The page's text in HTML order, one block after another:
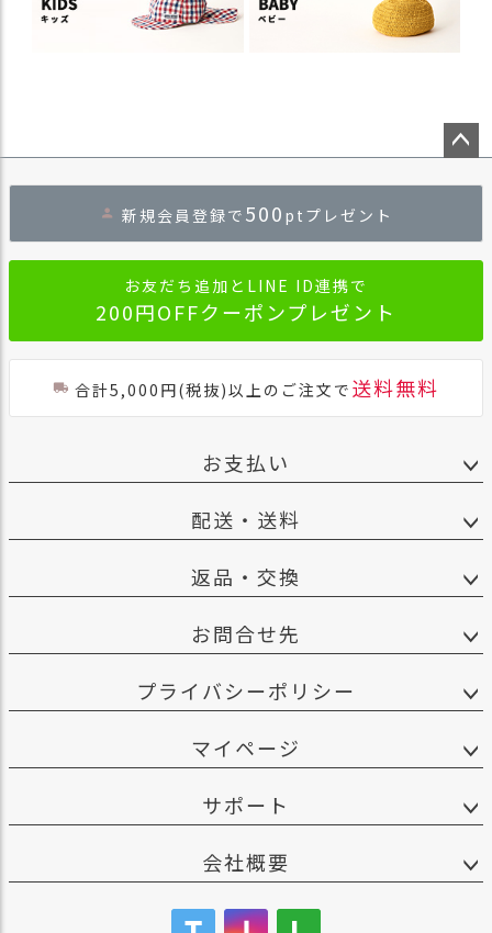
ジト
へ
新規会員登録で 500 ptプレゼント
お友だち追加とLINE ID連携で
200円OFFクーポンプレゼント
合計5,000円(税抜)以上のご注文で 送料無料
お支払い
配送・送料
返品・交換
お問合せ先
プライバシーポリシー
マイページ
サポート
会社概要